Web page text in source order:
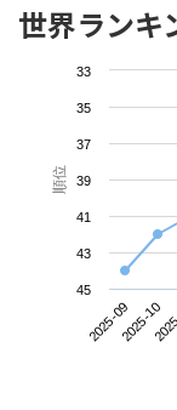
世界ランキ
順位
2025-092025-10
33
35
37
39
41
43
45